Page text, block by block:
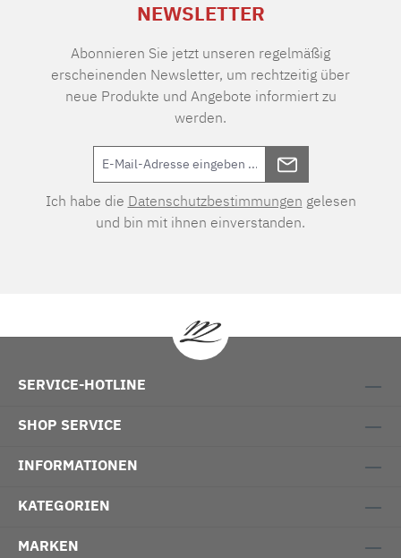
NEWSLETTER
Abonnieren Sie jetzt unseren regelmäßig
erscheinenden Newsletter, um rechtzeitig über
neue Produkte und Angebote informiert zu
werden.
Ich habe die Datenschutzbestimmungen gelesen
und bin mit ihnen einverstanden.
SERVICE-HOTLINE
SHOP SERVICE
INFORMATIONEN
KATEGORIEN
MARKEN